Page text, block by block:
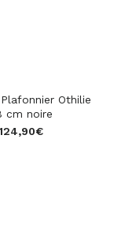
Othilie
cm noire
€